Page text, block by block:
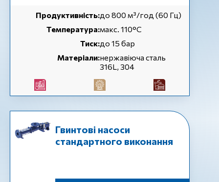
Продуктивність:до 800 м³/год (60 Гц)
Температура:макс. 110°C
Тиск:до 15 бар
Матеріали:нержавіюча сталь
316L, 304
Гвинтові насоси
стандартного виконання